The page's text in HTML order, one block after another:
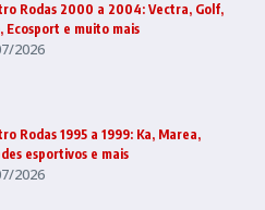
Rodas 2000 a 2004: Vectra, Golf,
Ecosport e muito mais
2026
Rodas 1995 a 1999: Ka, Marea,
esportivos e mais
2026